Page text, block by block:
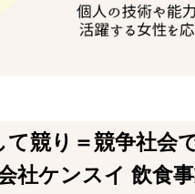
て競り＝競争社会
社ケンスイ 飲食